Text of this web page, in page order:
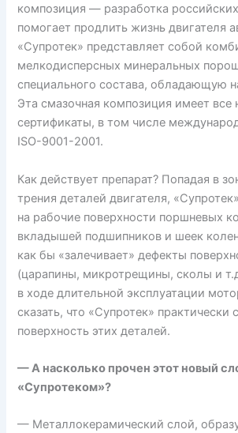
композиция — разработка
помогает продлить жизнь двигателя
«Супротек» представляет собой
мелкодисперсных минеральных
специального состава, обладающую
Эта смазочная композиция имеет
сертификаты, в том числе
ISO-9001-2001.
Как действует препарат? Попадая в
трения деталей двигателя,
на рабочие поверхности поршневых
вкладышей подшипников и шеек
как бы «залечивает» дефекты
(царапины, микротрещины, сколы и
в ходе длительной эксплуатации
сказать, что «Супротек» практически
поверхность этих деталей.
— А насколько прочен этот новый
«Супротеком»?
— Металлокерамический слой,